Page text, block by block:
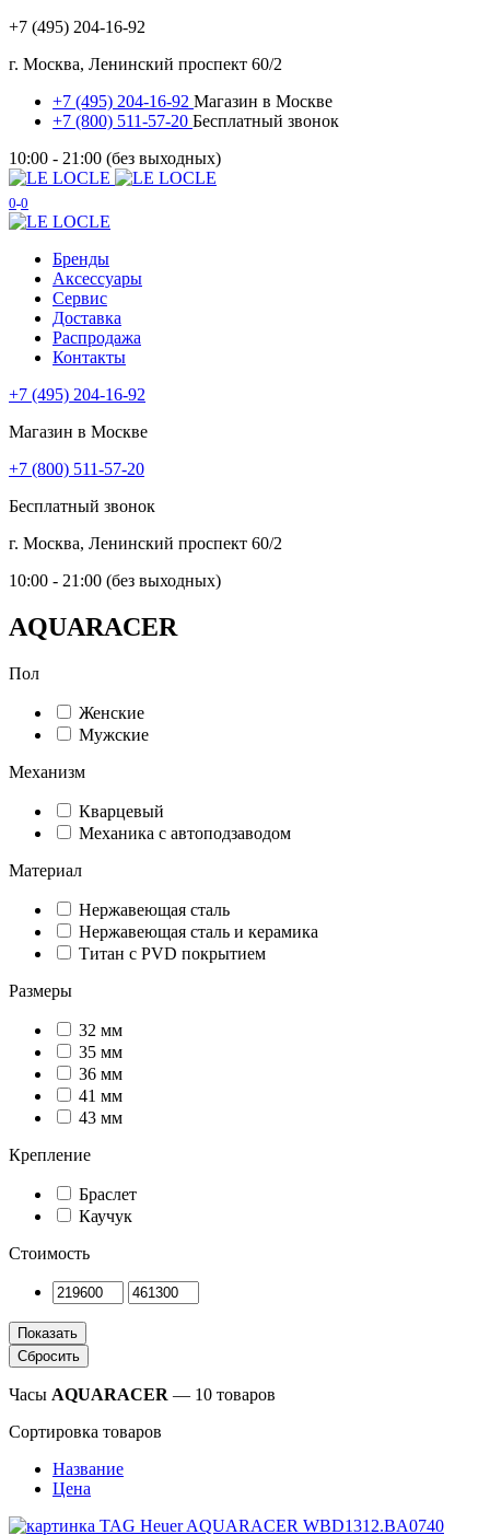
+7 (495) 204-16-92
г. Москва, Ленинский проспект 60/2
+7 (495) 204-16-92 Магазин в Москве
+7 (800) 511-57-20 Бесплатный звонок
10:00 - 21:00 (без выходных)
0 0
Бренды
Аксессуары
Сервис
Доставка
Распродажа
Контакты
+7 (495) 204-16-92
Магазин в Москве
+7 (800) 511-57-20
Бесплатный звонок
г. Москва, Ленинский проспект 60/2
10:00 - 21:00 (без выходных)
AQUARACER
Пол
Женские
Мужские
Механизм
Кварцевый
Механика с автоподзаводом
Материал
Нержавеющая сталь
Нержавеющая сталь и керамика
Титан с PVD покрытием
Размеры
32 мм
35 мм
36 мм
41 мм
43 мм
Крепление
Браслет
Каучук
Стоимость
Часы AQUARACER — 10 товаров
Сортировка товаров
Название
Цена